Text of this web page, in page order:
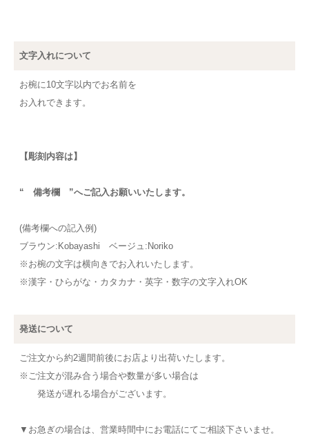
文字入れについて
お椀に10文字以内でお名前を
お入れできます。
【彫刻内容は】
“ 備考欄 ”へご記入お願いいたします。
(備考欄への記入例)
ブラウン:Kobayashi ベージュ:Noriko
※お椀の文字は横向きでお入れいたします。
※漢字・ひらがな・カタカナ・英字・数字の文字入れOK
発送について
ご注文から約2週間前後にお店より出荷いたします。
※ご注文が混み合う場合や数量が多い場合は
発送が遅れる場合がございます。
▼お急ぎの場合は、営業時間中にお電話にてご相談下さいませ。